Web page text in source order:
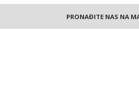
PRONAĐITE NAS NA